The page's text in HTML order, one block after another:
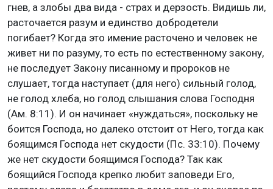
гнев, а злобы два вида - страх и дерзость. Видишь ли,
расточается разум и единство добродетели
погибает? Когда это имение расточено и человек не
живет ни по разуму, то есть по естественному закону,
не последует Закону писанному и пророков не
слушает, тогда наступает (для него) сильный голод,
не голод хлеба, но голод слышания слова Господня
(Ам. 8:11). И он начинает «нуждаться», поскольку не
боится Господа, но далеко отстоит от Него, тогда как
боящимся Господа нет скудости (Пс. 33:10). Почему
же нет скудости боящимся Господа? Так как
боящийся Господа крепко любит заповеди Его,